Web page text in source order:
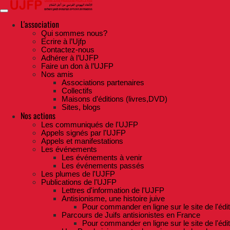
Skip
to
contentL'association
Qui sommes nous?
Ecrire à l’Ujfp
Contactez-nous
Adhérer à l’UJFP
Faire un don à l’UJFP
Nos amis
Associations partenaires
Collectifs
Maisons d’éditions (livres,DVD)
Sites, blogs
Nos actions
Les communiqués de l'UJFP
Appels signés par l'UJFP
Appels et manifestations
Les événements
Les événements à venir
Les événements passés
Les plumes de l'UJFP
Publications de l'UJFP
Lettres d'information de l'UJFP
Antisionisme, une histoire juive
Pour commander en ligne sur le site de
Parcours de Juifs antisionistes en France
Pour commander en ligne sur le site de